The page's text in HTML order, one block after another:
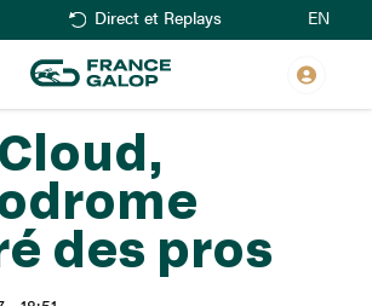
Aller
au
contenu
principal
Direct et Replays EN
des pros